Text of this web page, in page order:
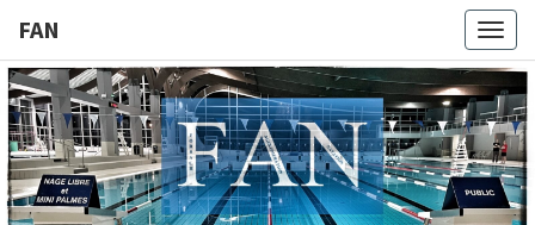
FAN
FAN